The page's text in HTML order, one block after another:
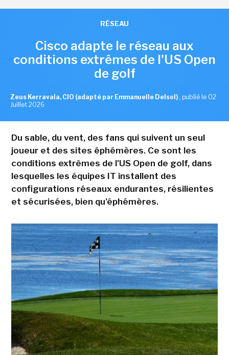
RÉSEAU
Cisco adapte le réseau aux
conditions extrêmes de l'US Open
de golf
Zeus Kerravala, CIO (adapté par Emmanuelle Delsol) , publié le 02
Juillet 2026
Du sable, du vent, des fans qui suivent un seul
joueur et des sites éphémères. Ce sont les
conditions extrêmes de l'US Open de golf, dans
lesquelles les équipes IT installent des
configurations réseaux endurantes, résilientes
et sécurisées, bien qu'éphémères.